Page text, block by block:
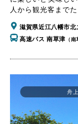
人から観光客まで
滋賀県近江八幡市
高速バス 南草津 （
舟